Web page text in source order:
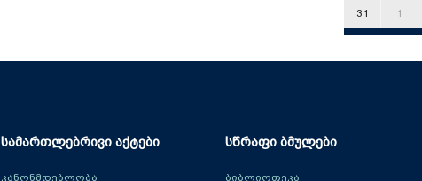
31 1
სამართლებრივი აქტები
კანონმდებლობა
სწრაფი ბმულები
ბიბლიოთეკა